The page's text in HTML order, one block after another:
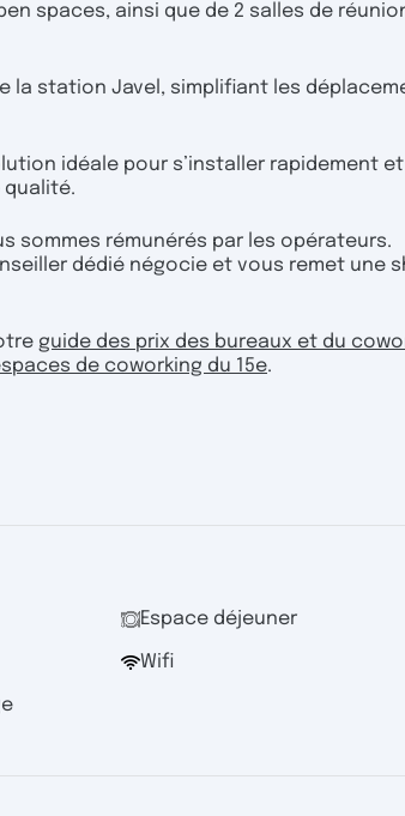
spaces, ainsi que de 2 salles de
la station Javel, simplifiant les
idéale pour s’installer rapidement et
sommes rémunérés par les opérateurs.
dédié négocie et vous remet une
guide des prix des bureaux et du
de coworking du 15e.
Espace déjeuner
Wifi